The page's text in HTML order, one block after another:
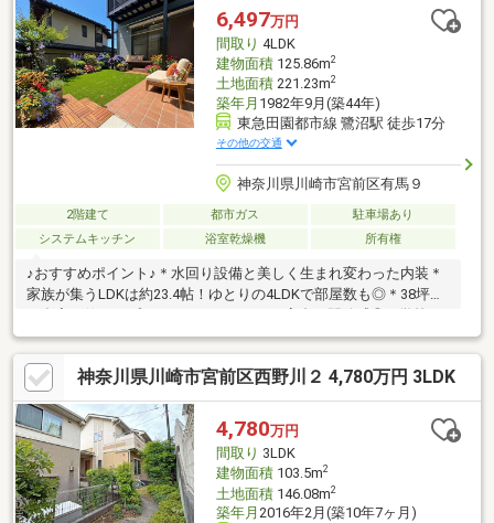
バス交換、洗面化粧台交換、外構工事《その他》・エアコン4基設
置済（LD・各洋室）
6,497万円
間取り 4LDK
建物面積125.86m2
土地面積221.23m2
築年月 1982年9月(築44年)
東急田園都市線 鷺沼駅 徒歩17分
その他の交通
神奈川県川崎市宮前区有馬９
2階建て 都市ガス
駐車場あり
システムキッチン
浴室乾燥機 所有権
♪おすすめポイント♪＊水回り設備と美しく生まれ変わった内装＊
家族が集うLDKは約23.4帖！ゆとりの4LDKで部屋数も◎＊38坪超
の邸宅に佇む、プライベートガーデン＆高台の開放感◎＊学校や
コンビニが近く、子育てファミリーにも嬉しい環境です♪◆◇物
件探し・資金計画でお悩みの方へ◇◆横浜市の不動産なら当社Ｋ
ＩＺＵＮＡまでお問い合わせ下さい。ＳＵＵＭＯや他サイトには
公開していない未公開物件や販売予定物件も多数ご紹介中！資金
計画にお悩みの方にはファイナンシャルプランナーによる無料相
談会を承ります。物件ご購入後もＦＰによる生涯無料相談付きで
家計のアフターフォローもお任せください！
神奈川県川崎市宮前区西野川２ 4,780万円 3LDK
4,780万円
間取り 3LDK
建物面積103.5m2
土地面積146.08m2
築年月 2016年2月(築10年7ヶ月)